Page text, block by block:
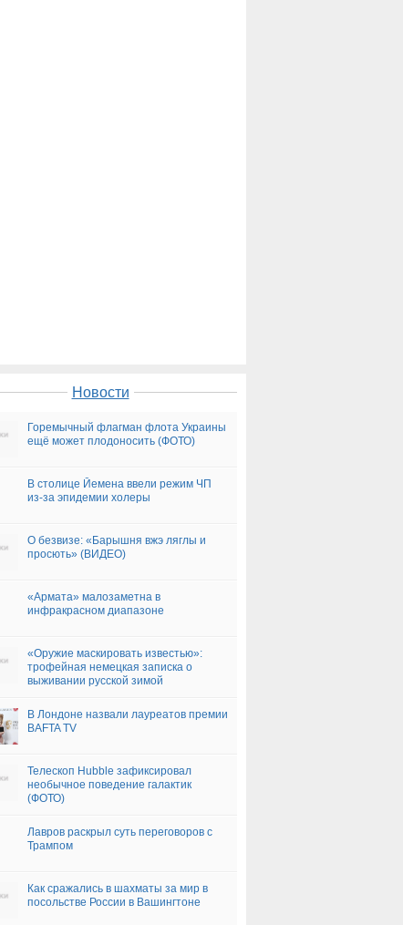
Новости
Горемычный флагман флота Украины
ещё может плодоносить (ФОТО)
В столице Йемена ввели режим ЧП
из-за эпидемии холеры
О безвизе: «Барышня вжэ ляглы и
просють» (ВИДЕО)
«Армата» малозаметна в
инфракрасном диапазоне
«Оружие маскировать известью»:
трофейная немецкая записка о
выживании русской зимой
В Лондоне назвали лауреатов премии
BAFTA TV
Телескоп Hubble зафиксировал
необычное поведение галактик
(ФОТО)
Лавров раскрыл суть переговоров с
Трампом
Как сражались в шахматы за мир в
посольстве России в Вашингтоне